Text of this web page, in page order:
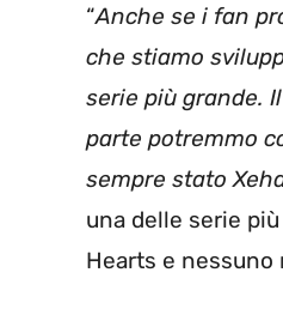
“Anche se i fan
che stiamo
serie più grande.
parte potremmo
sempre stato
una delle serie
Hearts e nessuno